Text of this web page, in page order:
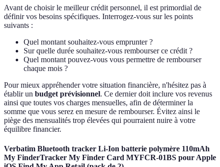
Avant de choisir le meilleur crédit personnel, il est primordial de
définir vos besoins spécifiques. Interrogez-vous sur les points
suivants :
Quel montant souhaitez-vous emprunter ?
Sur quelle durée souhaitez-vous rembourser ce crédit ?
Quel montant pouvez-vous vous permettre de rembourser
chaque mois ?
Pour mieux appréhender votre situation financière, n'hésitez pas à
établir un budget prévisionnel. Ce dernier doit inclure vos revenus
ainsi que toutes vos charges mensuelles, afin de déterminer la
somme que vous serez en mesure de rembourser. Évitez ainsi le
piège des mensualités trop élevées qui pourraient nuire à votre
équilibre financier.
Verbatim Bluetooth tracker Li-Ion batterie polymère 110mAh
My FinderTracker My Finder Card MYFCR-01BS pour Apple